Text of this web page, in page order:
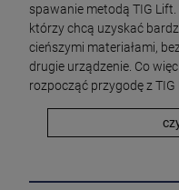
spawanie metodą TIG
którzy chcą uzyskać
cieńszymi materiałami,
drugie urządzenie. Co
rozpocząć przygodę z